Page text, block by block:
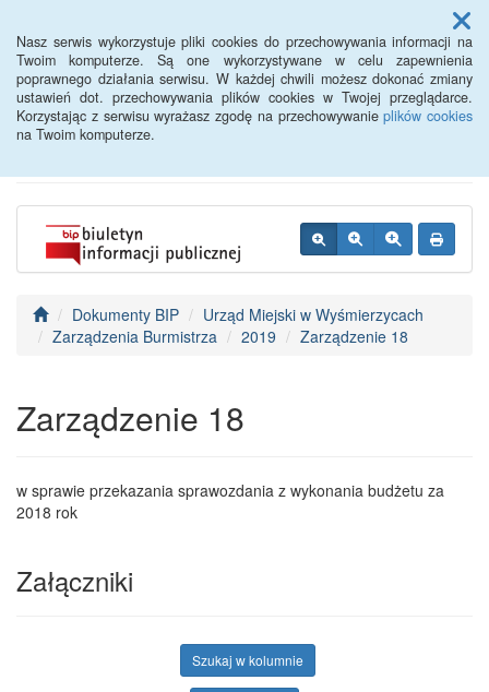
Nasz serwis wykorzystuje pliki cookies do przechowywania informacji na
Twoim komputerze. Są one wykorzystywane w celu zapewnienia
poprawnego działania serwisu. W każdej chwili możesz dokonać zmiany
ustawień dot. przechowywania plików cookies w Twojej przeglądarce.
Korzystając z serwisu wyrażasz zgodę na przechowywanieplików cookies
na Twoim komputerze.
Menu
BIP - Urząd Miejski
Wyśmierzyce
Dokumenty BIP
Urząd Miejski w Wyśmierzycach
Zarządzenia Burmistrza
2019 Zarządzenie 18
Zarządzenie 18
w sprawie przekazania sprawozdania z wykonania budżetu za
2018 rok
Załączniki
Szukaj w kolumnie